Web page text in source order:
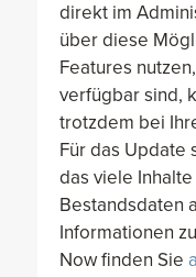
direkt im
über diese
Features
verfügbar sind,
trotzdem bei
Für das Update
das viele
Bestandsdaten
Informationen
Now finden Sie